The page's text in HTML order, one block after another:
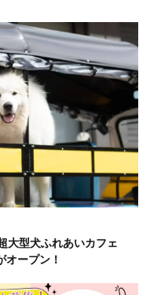
大型犬ふれあいカフェ
オープン！